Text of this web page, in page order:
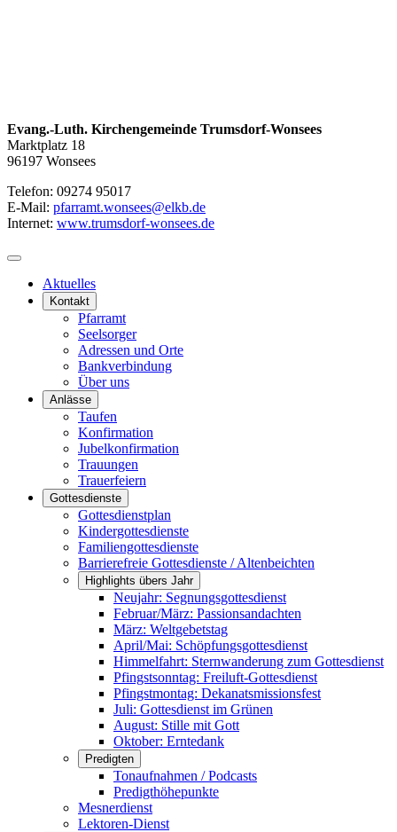
Evang.-Luth. Kirchengemeinde Trumsdorf-Wonsees
Marktplatz 18
96197 Wonsees
Telefon: 09274 95017
E-Mail: pfarramt.wonsees@elkb.de
Internet: www.trumsdorf-wonsees.de
Aktuelles
Kontakt
Pfarramt
Seelsorger
Adressen und Orte
Bankverbindung
Über uns
Anlässe
Taufen
Konfirmation
Jubelkonfirmation
Trauungen
Trauerfeiern
Gottesdienste
Gottesdienstplan
Kindergottesdienste
Familiengottesdienste
Barrierefreie Gottesdienste / Altenbeichten
Highlights übers Jahr
Neujahr: Segnungsgottesdienst
Februar/März: Passionsandachten
März: Weltgebetstag
April/Mai: Schöpfungsgottes­dienst
Himmelfahrt: Sternwanderung zum Gottesdienst
Pfingstsonntag: Freiluft-Gottesdienst
Pfingstmontag: Dekanatsmissionsfest
Juli: Gottesdienst im Grünen
August: Stille mit Gott
Oktober: Erntedank
Predigten
Tonaufnahmen / Podcasts
Predigthöhepunkte
Mesnerdienst
Lektoren-Dienst